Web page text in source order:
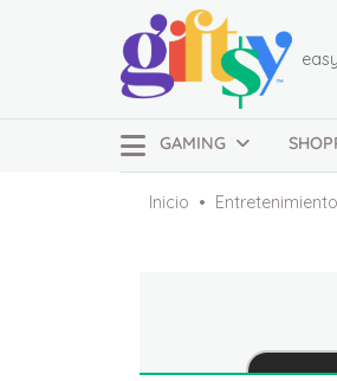
GAMING
Inicio Entretenimiento